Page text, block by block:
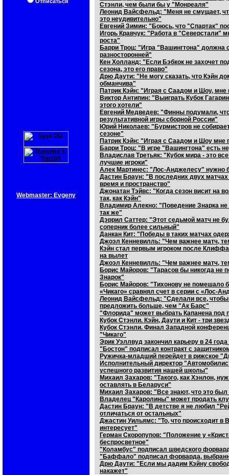
Webmaster: Evgeny
Стэнли, чем были бы у "Монреаля"
Леонид Вайсфельд: "Меня не смущает,
это неудивительно"
Евгений Зимин: "Боюсь, что "Спартак"
Игорь Кравчук: "Работа в "Северстали"
роста"
Барри Троц: "Игра "Вашингтона" должна
разносторонней"
Кен Холланд: "Если Бэбкок не захочет
сезона, это его право"
Дрю Даути: "Не могу сказать, что Кэйн
обманчива"
Патрик Кэйн: "Играя с Саадом и Шоу,
Виктор Антипин: "Выиграть Кубок
этого хотели"
Евгений Медведев: "Финны подумали,
результативной игры сборной России"
Юрий Николаев: "Бурмистров не
сезоне"
Патрик Кэйн: "Играя с Саадом и Шоу
Барри Троц: "В игре "Вашингтона" есть
Владислав Третьяк: "Кубок мира - это
лучшие игроки"
Алек Мартинес: "Лос-Анджелесу" нужно
Дастин Браун: "В последних двух
время и пространство"
Джонатан Тэйвс: "Когда сезон висит на
так, как Кэйн"
Владимир Алекно: "Поведение Знарка
так же"
Дэррил Саттер: "Этот седьмой матч не
соперник более сильный"
Данкан Кит: "Победы в таких матчах
Джоэл Кенневилль: "Чем важнее матч,
Кэйн стал первым игроком после
на вылет
Джоэл Кенневилль: "Чем важнее матч,
Борис Майоров: "Тарасов бы никогда не
Знарок"
Борис Майоров: "Тихонову не помешало
«Чикаго» сравнял счет в серии с «Лос-
Леонид Вайсфельд: "Сделали все,
предложить больше, чем "Ак Барс"
"Флорида" может выбрать Капанена под
Кубок Стэнли. Кэйн, Даути и Кит - три
Кубок Стэнли. Финал Западной
"Чикаго"
Эрик Уэллвуд закончил карьеру в 24
"Бостон" подписал контракт с
Ружичка-младший перейдет в рижское
Исполнительный директор
успешного развития нашей школы"
Михаил Захаров: "Такого, как Хэнлон,
оставлять в Беларуси"
Михаил Захаров: "Все знают, что это
Владелец "Каролины" может продать
Дастин Браун: "В детстве я не любил
отличаться от остальных"
Джастин Уильямс: "То, что происходит в
интересует"
Герман Скоропупов: "Положение у
беспросветное"
"Коламбус" подписал шведского
"Баффало" подписал форварда,
Дрю Даути: "Если мы дадим Кэйну
накажет"